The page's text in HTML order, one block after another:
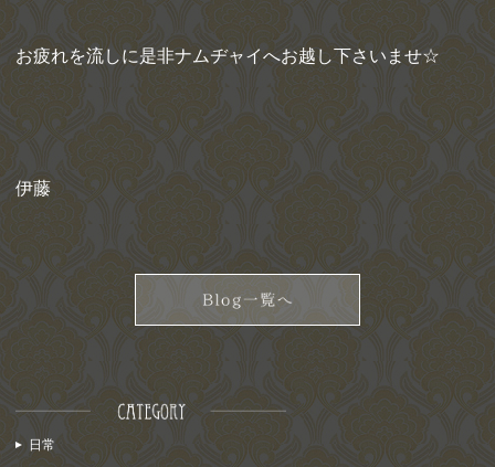
お疲れを流しに是非ナムヂャイへお越し下さいませ☆
伊藤
日常